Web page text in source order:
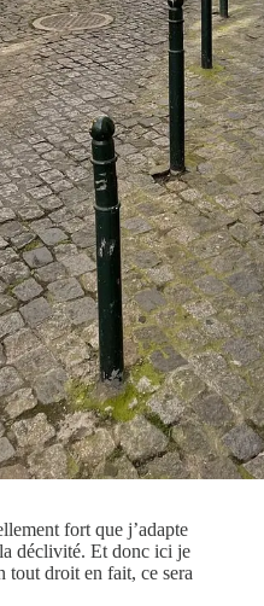
fort que j’adapte
déclivité. Et donc ici je
droit en fait, ce sera